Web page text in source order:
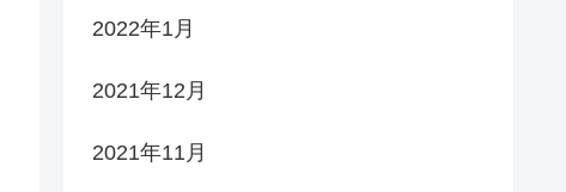
2022年1月
2021年12月
2021年11月